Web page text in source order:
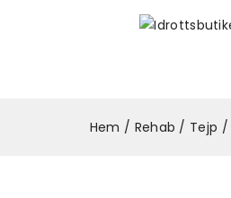
Hem Rehab Tejp